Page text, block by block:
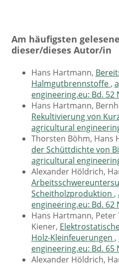
Am häufigsten
dieser/dieses Autor/in
Hans Hartmann,
Halmgutbrennstoffe ,
engineering.eu: Bd. 52
Hans Hartmann,
Rekultivierung von
agricultural
Thorsten Böhm, Hans
der Schüttdichte von
agricultural
Alexander Höldrich,
Scheitholzproduktion ,
engineering.eu: Bd. 62
Hans Hartmann, Peter
Kiener,
Holz-Kleinfeuerungen ,
engineering.eu: Bd. 65
Alexander Höldrich,